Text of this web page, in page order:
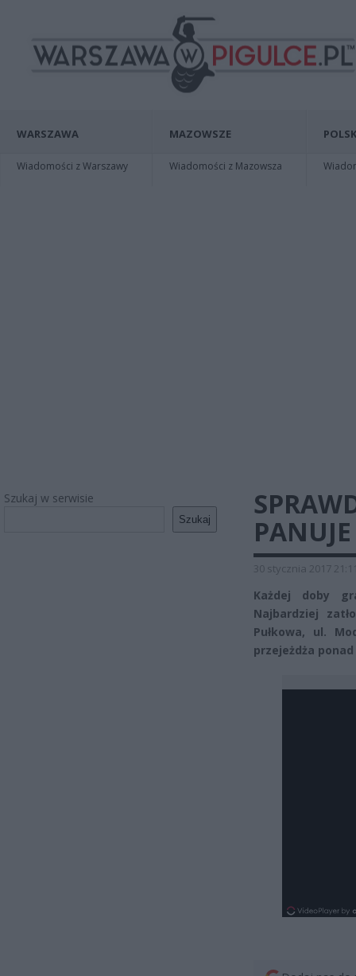
WARSZAWA
Wiadomości z Warszawy
MAZOWSZE
Wiadomości z Mazowsza
Szukaj w serwisie
Szukaj
30 stycznia 2017
Każdej doby
Najbardziej
Pułkowa, ul.
przejeżdża